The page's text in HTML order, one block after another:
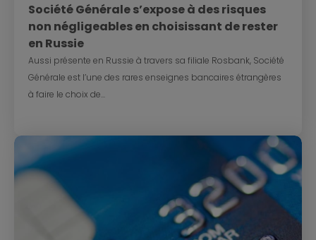
Société Générale s’expose à des risques
non négligeables en choisissant de rester
en Russie
Aussi présente en Russie à travers sa filiale Rosbank, Société
Générale est l’une des rares enseignes bancaires étrangères
à faire le choix de...